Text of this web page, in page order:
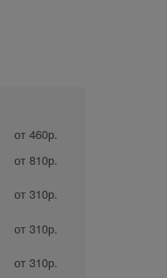
от 460р.
от 810р.
от 310р.
от 310р.
от 310р.